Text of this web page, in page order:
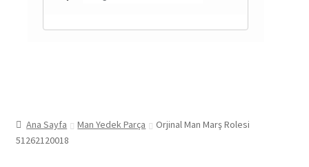
Ana Sayfa Man Yedek Parça
Orjinal Man Marş Rolesi
51262120018